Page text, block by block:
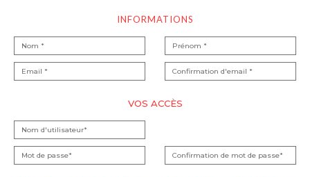
INFORMATIONS
VOS ACCÈS